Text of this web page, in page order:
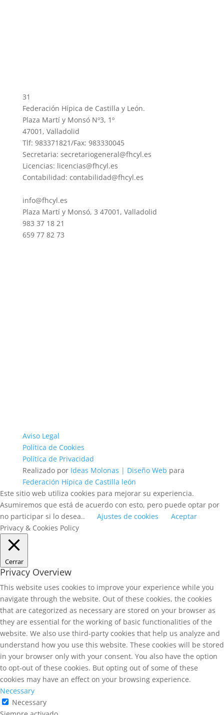
31
Federación Hípica de Castilla y León.
Plaza Martí y Monsó Nº3, 1º
47001, Valladolid
Tlf: 983371821/Fax: 983330045
Secretaria: secretariogeneral@fhcyl.es
Licencias: licencias@fhcyl.es
Contabilidad: contabilidad@fhcyl.es
info@fhcyl.es
Plaza Martí y Monsó, 3 47001, Valladolid
983 37 18 21
659 77 82 73
Aviso Legal
Política de Cookies
Política de Privacidad
Realizado por Ideas Molonas | Diseño Web para
Federación Hípica de Castilla león
Este sitio web utiliza cookies para mejorar su experiencia.
Asumiremos que está de acuerdo con esto, pero puede optar por
no participar si lo desea..
Ajustes de cookies
Aceptar
Privacy & Cookies Policy
Cerrar
Privacy Overview
This website uses cookies to improve your experience while you
navigate through the website. Out of these cookies, the cookies
that are categorized as necessary are stored on your browser as
they are essential for the working of basic functionalities of the
website. We also use third-party cookies that help us analyze and
understand how you use this website. These cookies will be stored
in your browser only with your consent. You also have the option
to opt-out of these cookies. But opting out of some of these
cookies may have an effect on your browsing experience.
Necessary
Necessary